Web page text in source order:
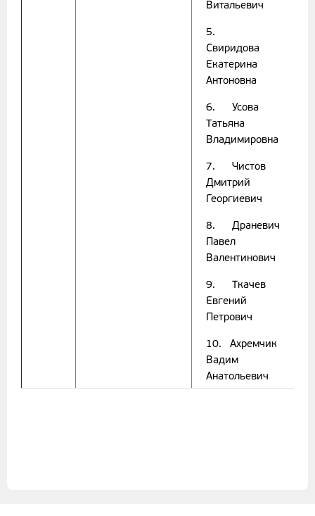
Витальевич
5.
Свиридова
Екатерина
Антоновна
6. Усова
Татьяна
Владимировна
7. Чистов
Дмитрий
Георгиевич
8. Драневич
Павел
Валентинович
9. Ткачев
Евгений
Петрович
10. Ахремчик
Вадим
Анатольевич